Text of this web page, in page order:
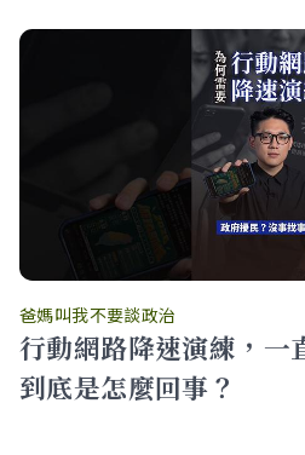
爸媽叫我不要談政治
行動網路降速演練，一
到底是怎麼回事？